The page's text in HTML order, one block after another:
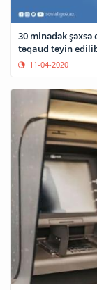
30 minədək
təqaüd təyin
11-04-2020